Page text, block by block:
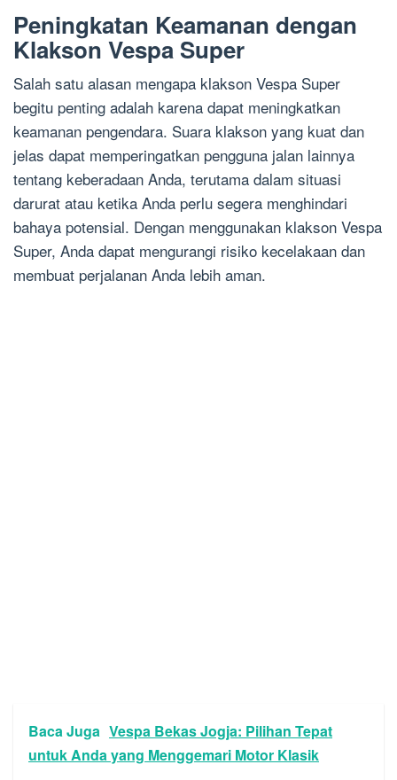
Peningkatan Keamanan dengan
Klakson Vespa Super
Salah satu alasan mengapa klakson Vespa Super
begitu penting adalah karena dapat meningkatkan
keamanan pengendara. Suara klakson yang kuat dan
jelas dapat memperingatkan pengguna jalan lainnya
tentang keberadaan Anda, terutama dalam situasi
darurat atau ketika Anda perlu segera menghindari
bahaya potensial. Dengan menggunakan klakson Vespa
Super, Anda dapat mengurangi risiko kecelakaan dan
membuat perjalanan Anda lebih aman.
Baca Juga Vespa Bekas Jogja: Pilihan Tepat
untuk Anda yang Menggemari Motor Klasik